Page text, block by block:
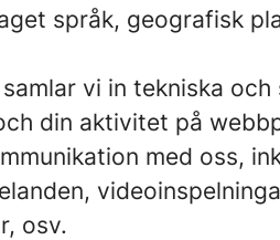
språk, geografisk
vi in tekniska
din aktivitet på
med oss,
osv.